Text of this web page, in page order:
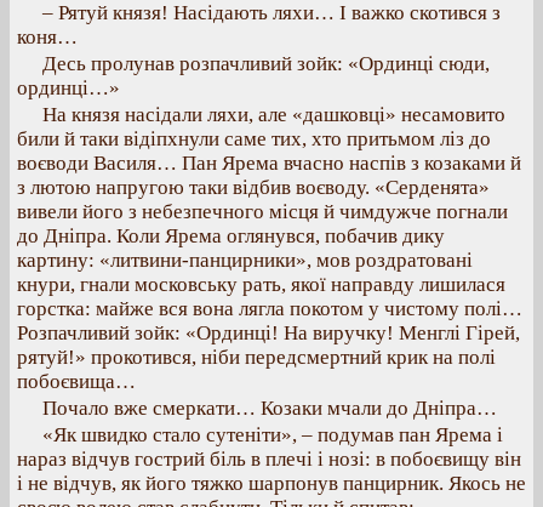
– Рятуй князя! Насідають ляхи… І важко скотився з
коня…
Десь пролунав розпачливий зойк: «Ординці сюди,
ординці…»
На князя насідали ляхи, але «дашковці» несамовито
били й таки відіпхнули саме тих, хто притьмом ліз до
воєводи Василя… Пан Ярема вчасно наспів з козаками й
з лютою напругою таки відбив воєводу. «Серденята»
вивели його з небезпечного місця й чимдужче погнали
до Дніпра. Коли Ярема оглянувся, побачив дику
картину: «литвини-панцирники», мов роздратовані
кнури, гнали московську рать, якої направду лишилася
горстка: майже вся вона лягла покотом у чистому полі…
Розпачливий зойк: «Ординці! На виручку! Менглі Гірей,
рятуй!» прокотився, ніби передсмертний крик на полі
побоєвища…
Почало вже смеркати… Козаки мчали до Дніпра…
«Як швидко стало сутеніти», – подумав пан Ярема і
нараз відчув гострий біль в плечі і нозі: в побоєвищу він
і не відчув, як його тяжко шарпонув панцирник. Якось не